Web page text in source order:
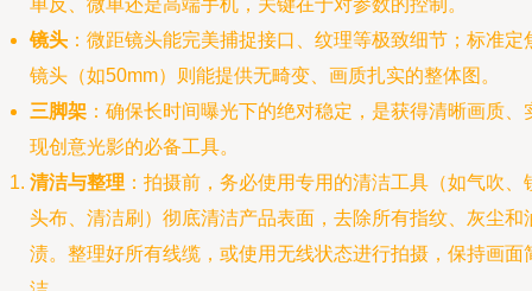
单反、微单还是高端手机，关键在于对参数的控制。
镜头 ：微距镜头能完美捕捉接口、纹理等极致细节；标准定
镜头（如50mm）则能提供无畸变、画质扎实的整体图。
三脚架 ：确保长时间曝光下的绝对稳定，是获得清晰画质、
现创意光影的必备工具。
清洁与整理 ：拍摄前，务必使用专用的清洁工具（如气吹、
头布、清洁刷）彻底清洁产品表面，去除所有指纹、灰尘和
渍。整理好所有线缆，或使用无线状态进行拍摄，保持画面